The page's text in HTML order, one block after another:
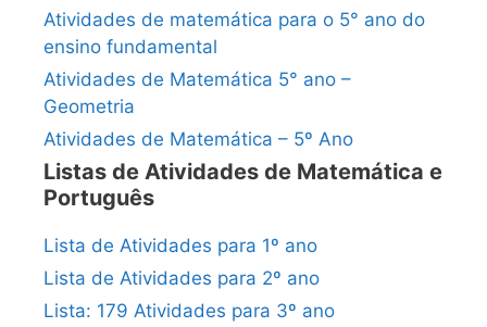
Atividades de matemática para o 5° ano do
ensino fundamental
Atividades de Matemática 5° ano –
Geometria
Atividades de Matemática – 5º Ano
Listas de Atividades de Matemática e
Português
Lista de Atividades para 1º ano
Lista de Atividades para 2º ano
Lista: 179 Atividades para 3º ano